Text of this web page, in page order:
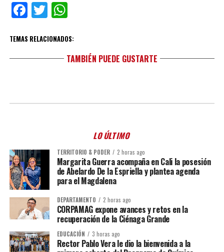
Facebook
TwitterWhatsApp
TEMAS RELACIONADOS:
TAMBIÉN PUEDE GUSTARTE
LO ÚLTIMO
TERRITORIO & PODER 2 horas ago
Margarita Guerra acompaña en Cali la posesión
de Abelardo De la Espriella y plantea agenda
para el Magdalena
DEPARTAMENTO 2 horas ago
CORPAMAG expone avances y retos en la
recuperación de la Ciénaga Grande
EDUCACIÓN 3 horas ago
Rector Pablo Vera le dio la bienvenida a la